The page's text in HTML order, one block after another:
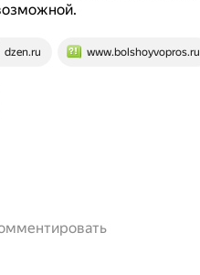
dzen.ru www.bolshoyvopros.ru